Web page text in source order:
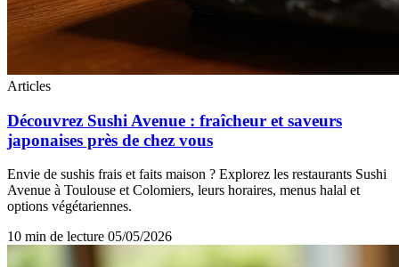
Articles
Découvrez Sushi Avenue : fraîcheur et saveurs
japonaises près de chez vous
Envie de sushis frais et faits maison ? Explorez les restaurants Sushi
Avenue à Toulouse et Colomiers, leurs horaires, menus halal et
options végétariennes.
10 min de lecture 05/05/2026